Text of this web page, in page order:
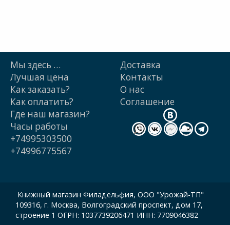
Мы здесь …
Лучшая цена
Как заказать?
Как оплатить?
Доставка
Контакты
О нас
Cоглашение
Где наш магазин?
Часы работы
+74995303500
+74996775567
Книжный магазин Филадельфия, ООО "Урожай-ТП"
109316, г. Москва, Волгоградский проспект, дом 17,
строение 1 ОГРН: 1037739206471 ИНН: 7709046382